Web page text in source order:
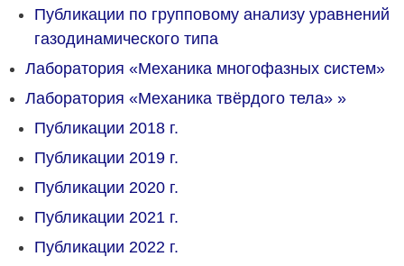
Публикации по групповому анализу уравнений
газодинамического типа
Лаборатория «Механика многофазных систем»
Лаборатория «Механика твёрдого тела» »
Публикации 2018 г.
Публикации 2019 г.
Публикации 2020 г.
Публикации 2021 г.
Публикации 2022 г.